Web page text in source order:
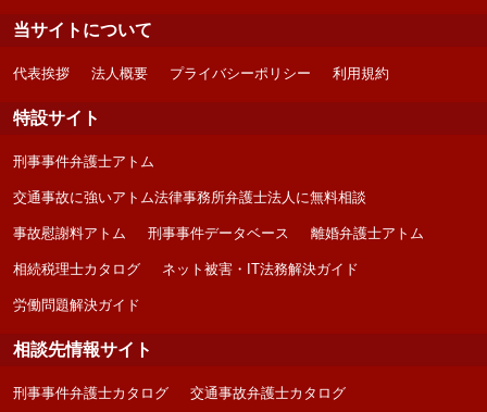
当サイトについて
代表挨拶 法人概要 プライバシーポリシー 利用規約
特設サイト
刑事事件弁護士アトム
交通事故に強いアトム法律事務所弁護士法人に無料相談
事故慰謝料アトム 刑事事件データベース 離婚弁護士アトム
相続税理士カタログ ネット被害・IT法務解決ガイド
労働問題解決ガイド
相談先情報サイト
刑事事件弁護士カタログ 交通事故弁護士カタログ